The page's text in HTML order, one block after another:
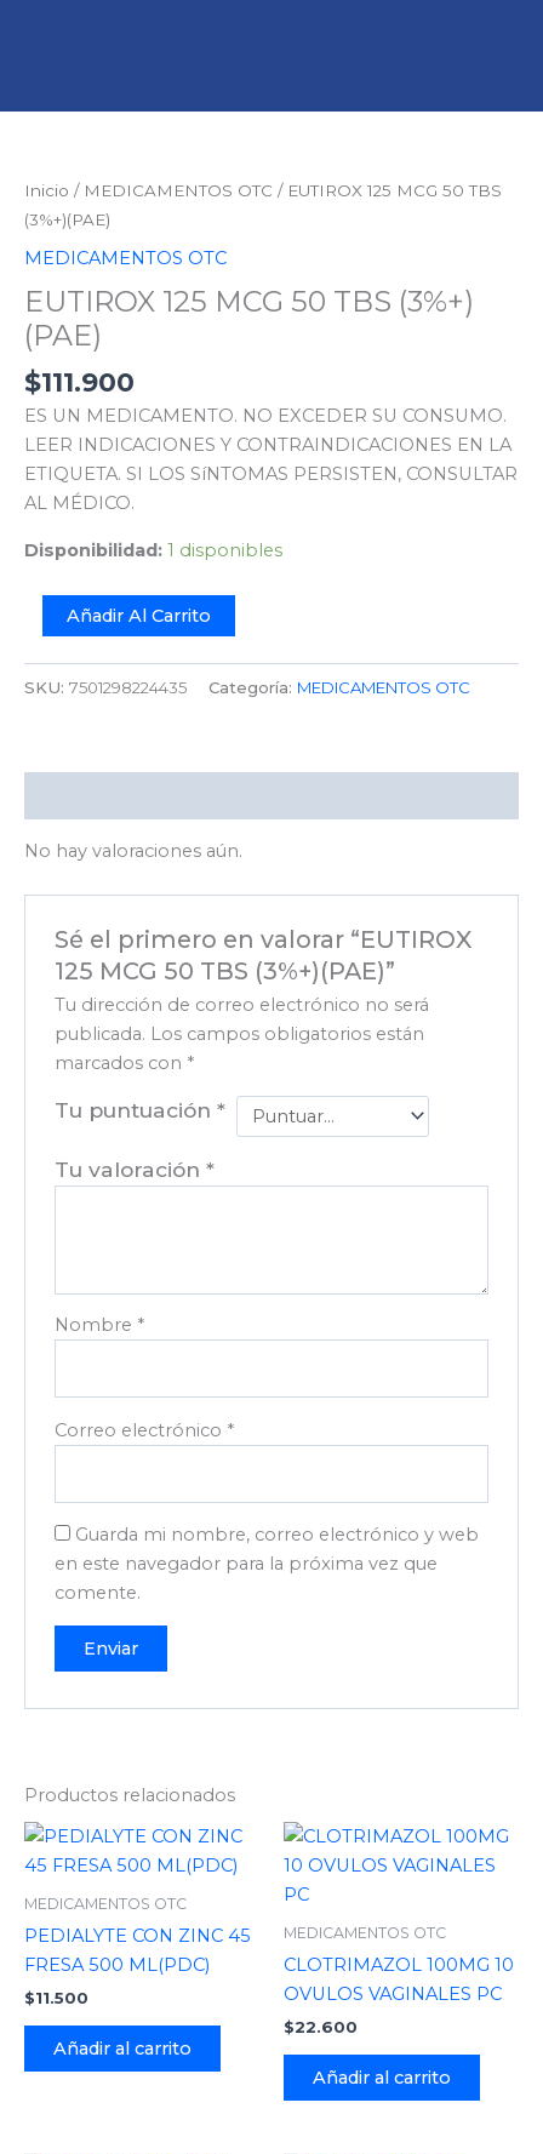
Inicio / MEDICAMENTOS OTC / EUTIROX 125 MCG 50 TBS
(3%+)(PAE)
MEDICAMENTOS OTC
EUTIROX 125 MCG 50 TBS (3%+)
(PAE)
$111.900
ES UN MEDICAMENTO. NO EXCEDER SU CONSUMO.
LEER INDICACIONES Y CONTRAINDICACIONES EN LA
ETIQUETA. SI LOS SíNTOMAS PERSISTEN, CONSULTAR
AL MÉDICO.
Disponibilidad: 1 disponibles
MCG
50
(3%+)
(PAE)
cantidad
Añadir Al Carrito
SKU: 7501298224435 Categoría: MEDICAMENTOS OTC
No hay valoraciones aún.
Sé el primero en valorar “EUTIROX
125 MCG 50 TBS (3%+)(PAE)”
Tu dirección de correo electrónico no será
publicada. Los campos obligatorios están
marcados con *
Tu puntuación*
Tu valoración*
Nombre *
Correo electrónico *
Guarda mi nombre, correo electrónico y web
en este navegador para la próxima vez que
comente.
Productos relacionados
MEDICAMENTOS OTC
PEDIALYTE CON ZINC 45
FRESA 500 ML(PDC)
$11.500
Añadir al carrito
MEDICAMENTOS OTC
CLOTRIMAZOL 100MG 10
OVULOS VAGINALES PC
$22.600
Añadir al carrito